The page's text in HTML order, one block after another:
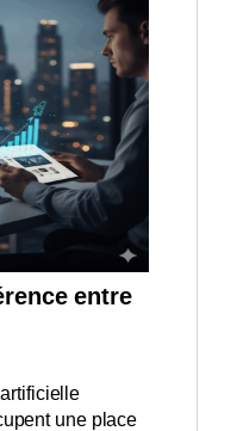
entre
une place